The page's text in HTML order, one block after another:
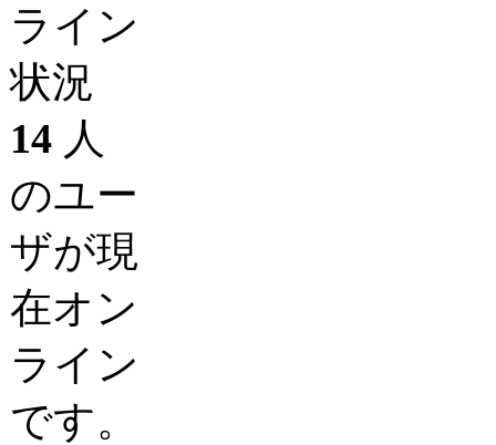
ライン
状況
14 人
のユー
ザが現
在オン
ライン
です。